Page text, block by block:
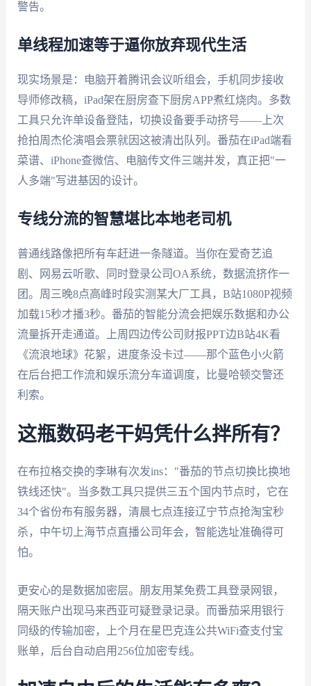
警告。
单线程加速等于逼你放弃现代生活
现实场景是：电脑开着腾讯会议听组会，手机同步接收
导师修改稿，iPad架在厨房查下厨房APP煮红烧肉。多数
工具只允许单设备登陆，切换设备要手动挤号——上次
抢拍周杰伦演唱会票就因这被清出队列。番茄在iPad端看
菜谱、iPhone查微信、电脑传文件三端并发，真正把"一
人多端"写进基因的设计。
专线分流的智慧堪比本地老司机
普通线路像把所有车赶进一条隧道。当你在爱奇艺追
剧、网易云听歌、同时登录公司OA系统，数据流挤作一
团。周三晚8点高峰时段实测某大厂工具，B站1080P视频
加载15秒才播3秒。番茄的智能分流会把娱乐数据和办公
流量拆开走通道。上周四边传公司财报PPT边B站4K看
《流浪地球》花絮，进度条没卡过——那个蓝色小火箭
在后台把工作流和娱乐流分车道调度，比曼哈顿交警还
利索。
这瓶数码老干妈凭什么拌所有？
在布拉格交换的李琳有次发ins："番茄的节点切换比换地
铁线还快"。当多数工具只提供三五个国内节点时，它在
34个省份布有服务器，清晨七点连接辽宁节点抢淘宝秒
杀，中午切上海节点直播公司年会，智能选址准确得可
怕。
更安心的是数据加密层。朋友用某免费工具登录网银，
隔天账户出现马来西亚可疑登录记录。而番茄采用银行
同级的传输加密，上个月在星巴克连公共WiFi查支付宝
账单，后台自动启用256位加密专线。